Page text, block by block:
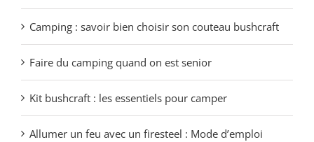
Camping : savoir bien choisir son couteau bushcraft
Faire du camping quand on est senior
Kit bushcraft : les essentiels pour camper
Allumer un feu avec un firesteel : Mode d’emploi